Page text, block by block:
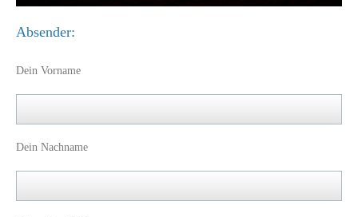
Absender:
Dein Vorname
Dein Nachname